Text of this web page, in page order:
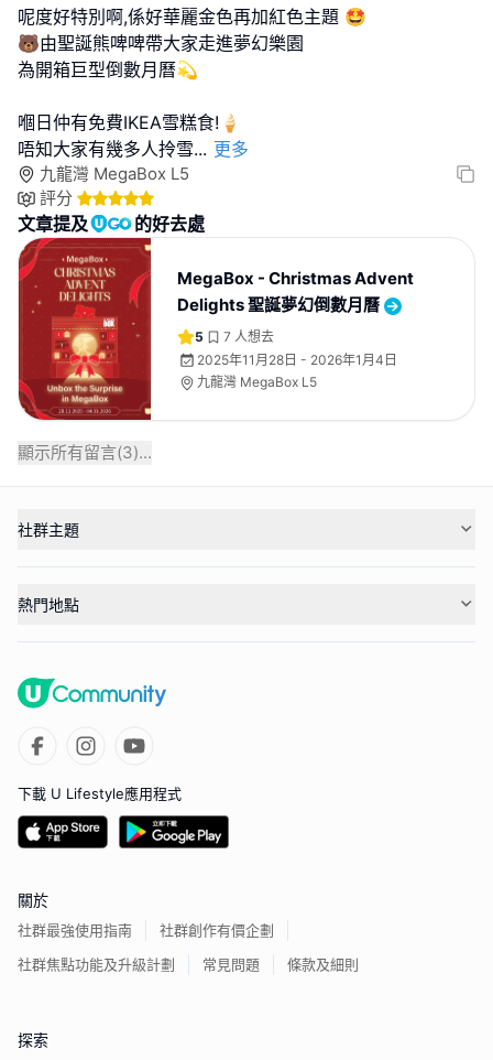
呢度好特別啊,係好華麗金色再加紅色主題 🤩
🐻由聖誕熊啤啤帶大家走進夢幻樂園
為開箱巨型倒數月曆💫
嗰日仲有免費IKEA雪糕食!🍦
唔知大家有幾多人拎雪... 更多
九龍灣 MegaBox L5
評分
文章提及 的好去處
MegaBox - Christmas Advent
Delights 聖誕夢幻倒數月曆
5 7 人想去
2025年11月28日 - 2026年1月4日
九龍灣 MegaBox L5
顯示所有留言(3)...
社群主題
熱門地點
下載 U Lifestyle應用程式
關於
社群最強使用指南
社群創作有價企劃
社群焦點功能及升級計劃
常見問題 條款及細則
探索